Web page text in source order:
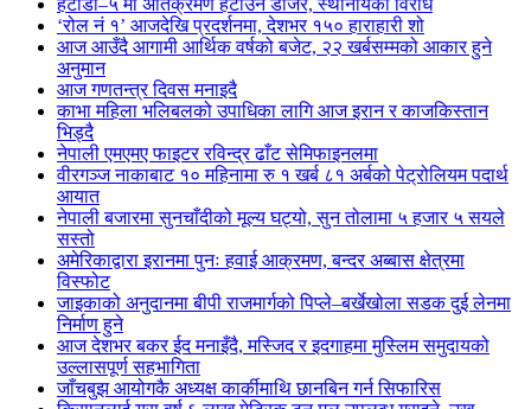
हेटौंडा–५ मा अतिक्रमण हटाउन डोजर, स्थानीयको विरोध
‘रोल नं १’ आजदेखि प्रदर्शनमा, देशभर १५० हाराहारी शो
आज आउँदै आगामी आर्थिक वर्षको बजेट, २२ खर्बसम्मको आकार हुने
अनुमान
आज गणतन्त्र दिवस मनाइदै
काभा महिला भलिबलको उपाधिका लागि आज इरान र काजकिस्तान
भिड्दै
नेपाली एमएमए फाइटर रविन्द्र ढाँट सेमिफाइनलमा
वीरगञ्ज नाकाबाट १० महिनामा रु १ खर्ब ८१ अर्बको पेट्रोलियम पदार्थ
आयात
नेपाली बजारमा सुनचाँदीको मूल्य घट्यो, सुन तोलामा ५ हजार ५ सयले
सस्तो
अमेरिकाद्वारा इरानमा पुनः हवाई आक्रमण, बन्दर अब्बास क्षेत्रमा
विस्फोट
जाइकाको अनुदानमा बीपी राजमार्गको पिप्ले–बर्खेखोला सडक दुई लेनमा
निर्माण हुने
आज देशभर बकर ईद मनाइँदै, मस्जिद र इदगाहमा मुस्लिम समुदायको
उल्लासपूर्ण सहभागिता
जाँचबुझ आयोगकै अध्यक्ष कार्कीमाथि छानबिन गर्न सिफारिस